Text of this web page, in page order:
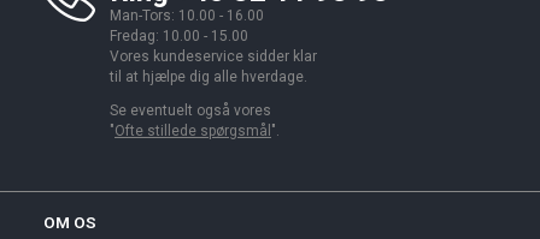
Man-Tors: 10.00 - 16.00
Fredag: 10.00 - 15.00
Vores kundeservice sidder klar
til at hjælpe dig alle hverdage.
Se eventuelt også vores
"Ofte stillede spørgsmål ".
OM OS